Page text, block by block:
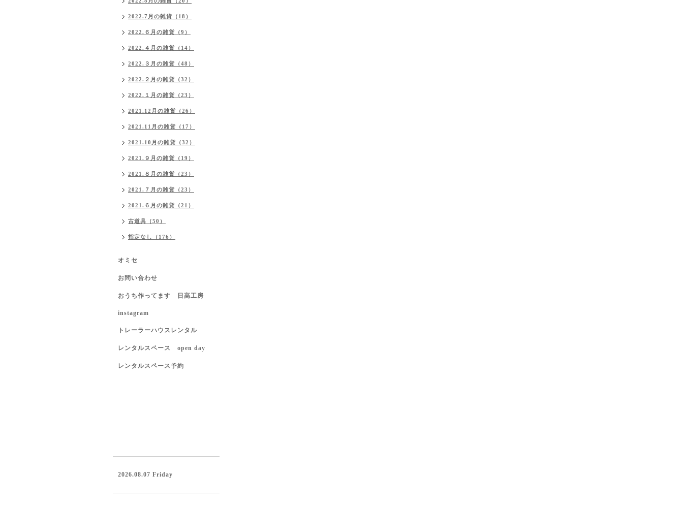
2022.7月の雑貨（18）
2022.６月の雑貨（9）
2022.４月の雑貨（14）
2022.３月の雑貨（48）
2022.２月の雑貨（32）
2022.１月の雑貨（23）
2021.12月の雑貨（26）
2021.11月の雑貨（17）
2021.10月の雑貨（32）
2021.９月の雑貨（19）
2021.８月の雑貨（23）
2021.７月の雑貨（23）
2021.６月の雑貨（21）
古道具（50）
指定なし（176）
オミセ
お問い合わせ
おうち作ってます 日高工房
instagram
トレーラーハウスレンタル
レンタルスペース open day
レンタルスペース予約
2026.08.07 Friday